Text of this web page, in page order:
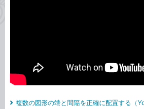
複数の図形の端と間隔を正確に配置する（